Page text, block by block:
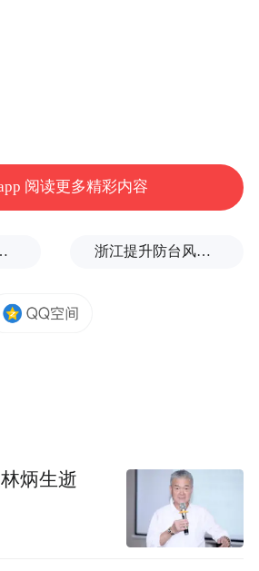
覆盖面广、人流量大的公
天峻独一无二的文旅资源精
市民，真正打破地理距离带
客源互送、品牌共建、产业
阅读更多精彩内容
第一时间发现并救助 浙江提升防台风应急响应至Ⅰ级
炳生逝